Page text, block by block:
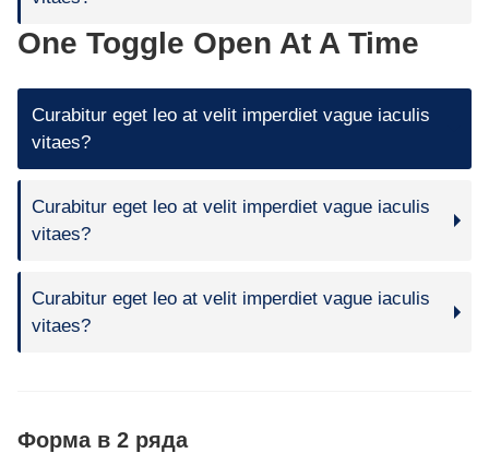
One Toggle Open At A Time
Curabitur eget leo at velit imperdiet vague iaculis
vitaes?
Curabitur eget leo at velit imperdiet vague iaculis
vitaes?
Curabitur eget leo at velit imperdiet vague iaculis
vitaes?
Форма в 2 ряда